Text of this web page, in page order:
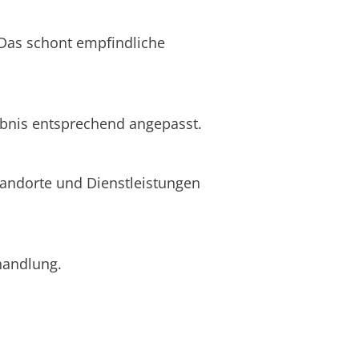
schont empfindliche
entsprechend angepasst.
und Dienstleistungen